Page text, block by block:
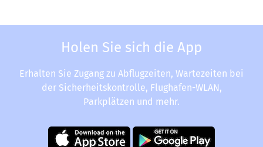
Holen Sie sich die App
Erhalten Sie Zugang zu Abflugzeiten, Wartezeiten bei
der Sicherheitskontrolle, Flughafen-WLAN,
Parkplätzen und mehr.